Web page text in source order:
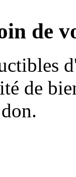
de
de